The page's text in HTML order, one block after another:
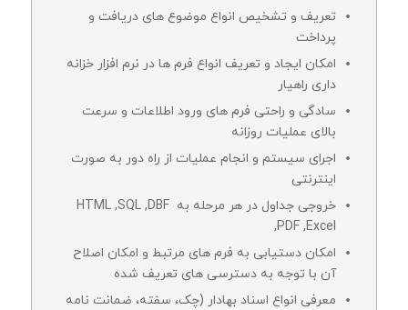
تعریف و تشخیص انواع موضوع های دریافت و
پرداخت
امکان ایجاد و تعریف انواع فرم ها در نرم افزار خزانه
داری راهیار
سادگی و راحتی فرم های ورود اطلاعات و سرعت
بالای عملیات روزانه
اجرای سیستم و انجام عملیات از راه دور به صورت
اینترنتی
خروجی جداول در هر مرحله به HTML ,SQL ,DBF
,PDF ,Excel
امکان دستیابی به فرم های مرتبط و امکان اصلاح
آن با توجه به دسترسی های تعریف شده
معرفی انواع اسناد بهادار (چک، سفته، ضمانت نامه